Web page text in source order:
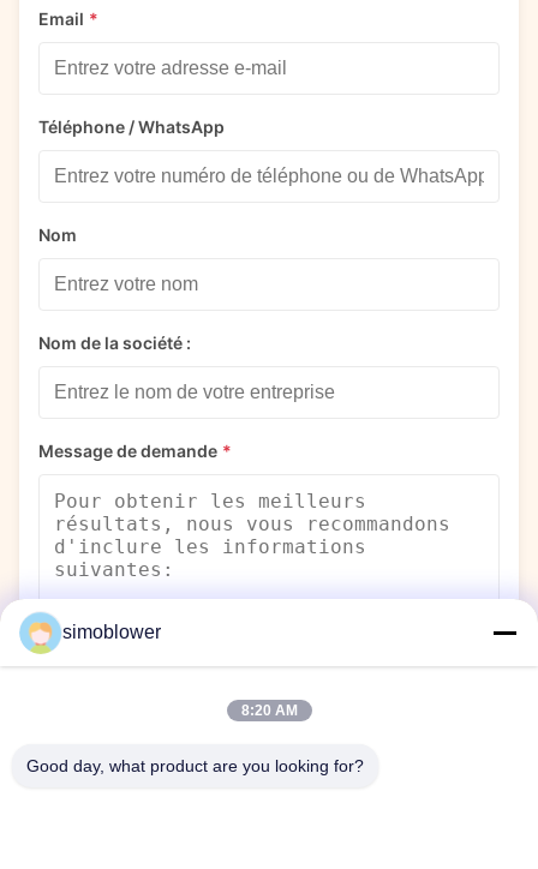
Email *
Téléphone / WhatsApp
Nom
Nom de la société :
Message de demande *
Envoyer
simoblower
8:20 AM
Good day, what product are you looking for?